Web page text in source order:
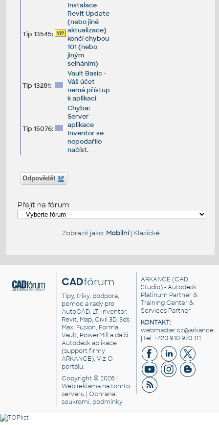
Tip 13545:
Instalace
Revit Update
(nebo jiné
aktualizace)
končí chybou
101 (nebo
jiným
selháním)
Tip 13281:
Vault Basic -
Váš účet
nemá přístup
k aplikaci
Tip 15076:
Chyba:
Server
aplikace
Inventor se
nepodařilo
načíst.
Odpovědět
Přejít na fórum
Zobrazit jako: Mobilní| Klasické
CADfórum
Tipy, triky, podpora,
pomoc a rady pro
AutoCAD, LT, Inventor,
Revit, Map, Civil 3D, 3ds
Max, Fusion, Forma,
Vault, PowerMill a další
Autodesk aplikace
(support firmy
ARKANCE). VizO
portálu.
Copyright © 2026 |
Web reklama na tomto
serveru |Ochrana
soukromí, podmínky
ARKANCE (CAD
Studio) - Autodesk
Platinum Partner &
Training Center &
Services Partner
KONTAKT:
| tel. +420 910 970 111